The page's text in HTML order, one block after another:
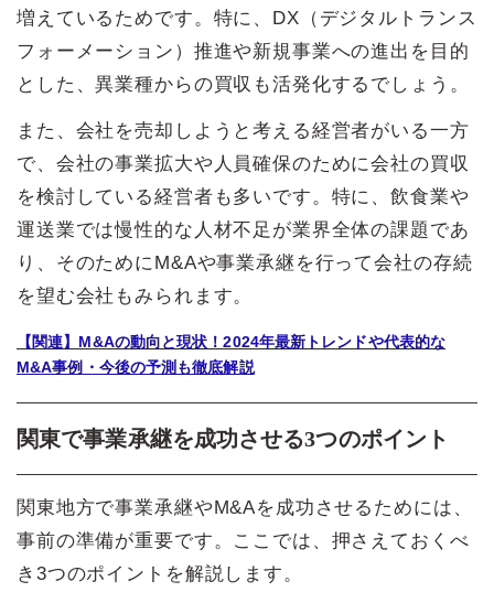
増えているためです。特に、DX（デジタルトランス
フォーメーション）推進や新規事業への進出を目的
とした、異業種からの買収も活発化するでしょう。
また、会社を売却しようと考える経営者がいる一方
で、会社の事業拡大や人員確保のために会社の買収
を検討している経営者も多いです。特に、飲食業や
運送業では慢性的な人材不足が業界全体の課題であ
り、そのためにM&Aや事業承継を行って会社の存続
を望む会社もみられます。
【関連】M&Aの動向と現状！2024年最新トレンドや代表的な
M&A事例・今後の予測も徹底解説
関東で事業承継を成功させる3つのポイント
関東地方で事業承継やM&Aを成功させるためには、
事前の準備が重要です。ここでは、押さえておくべ
き3つのポイントを解説します。